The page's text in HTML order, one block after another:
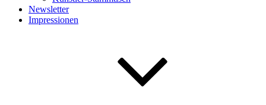
Newsletter
Impressionen